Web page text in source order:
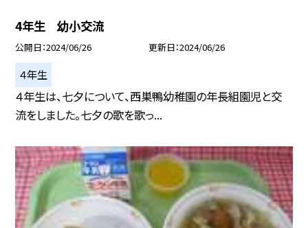
4年生 幼小交流
公開日 2024/06/26 更新日 2024/06/26
４年生
４年生は、七夕について、西巣鴨幼稚園の年長組園児と交
流をしました。七夕の歌を歌っ...